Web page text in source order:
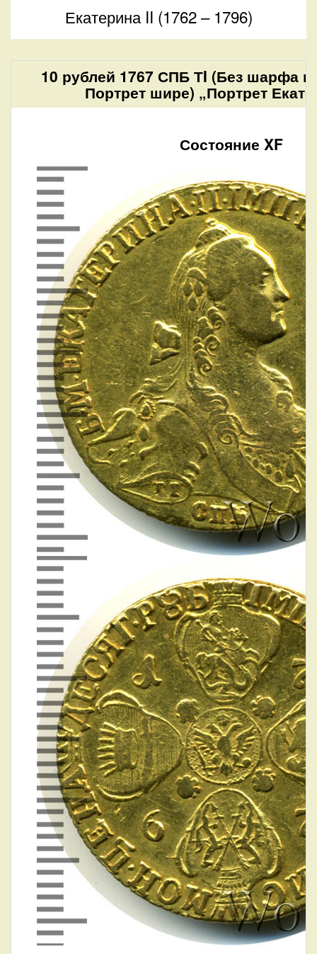
Екатерина II (1762 – 1796)
10 рублей 1767 СПБ ТI (Без шарфа
Портрет шире) „Портрет
Состояние XF